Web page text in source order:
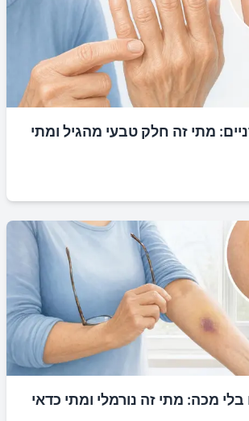
מתי זה חלק טבעי מהגיל ומתי
מכה: מתי זה נורמלי ומתי כדאי